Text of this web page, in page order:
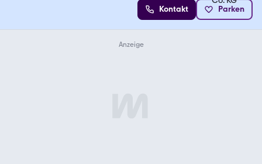
Kontakt Parken